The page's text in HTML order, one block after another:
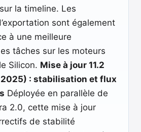
la timeline. Les
sont également
à une meilleure
tâches sur les moteurs
Silicon. Mise à jour 11.2
: stabilisation et flux
Déployée en parallèle de
2.0, cette mise à jour
de stabilité